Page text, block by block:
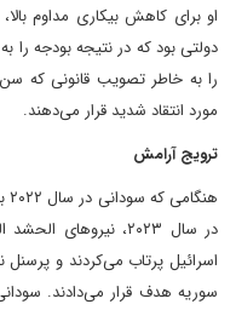
او برای کاهش بیکاری مداوم
دولتی بود که در نتیجه بودجه
را به خاطر تصویب قانونی که
مورد انتقاد شدید قرار می‌دهند.
ترویج آرامش
در سال ۲۰۲۳،
اسرائیل پرتاب می‌کردند و پرسنل
سوریه هدف قرار می‌دادند.